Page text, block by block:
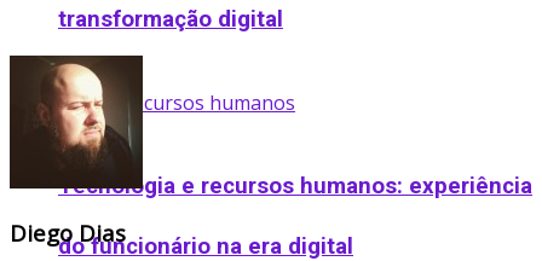
transformação digital
Tecnologia e recursos humanos: experiência
do funcionário na era digital
Diego Dias